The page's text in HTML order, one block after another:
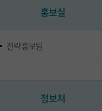
홍보실
전략홍보팀
정보처